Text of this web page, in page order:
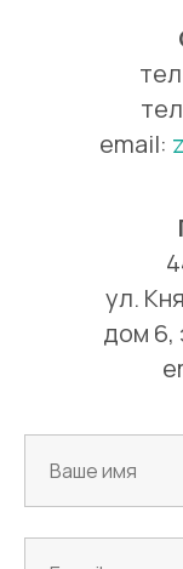
email:
ул.
дом 6,